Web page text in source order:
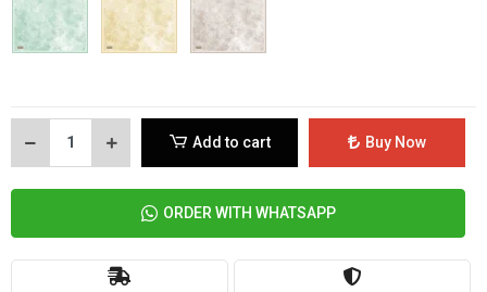
Add to cart Buy Now
ORDER WITH WHATSAPP